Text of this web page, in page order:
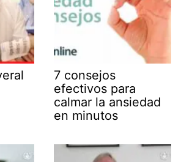
7 consejos
efectivos para
calmar la ansiedad
en minutos